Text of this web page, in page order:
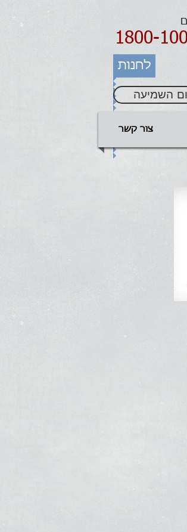
1800-
לחנות
השמיעה
צור קשר